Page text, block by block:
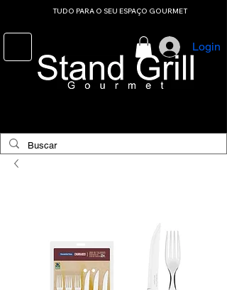
TUDO PARA O SEU ESPAÇO GOURMET
Login